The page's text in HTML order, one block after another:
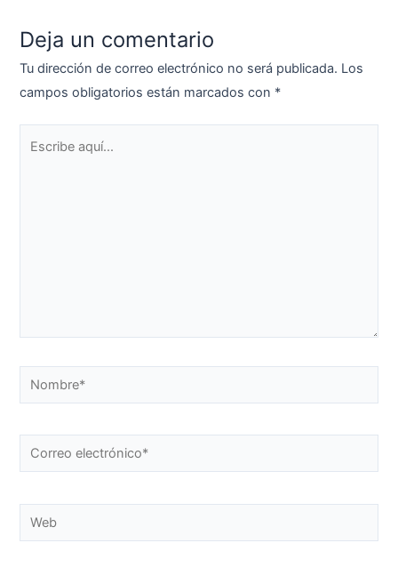
Deja un comentario
Tu dirección de correo electrónico no será publicada. Los
campos obligatorios están marcados con *
Nombre*
Correo
electrónico*
Web